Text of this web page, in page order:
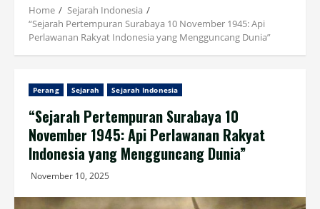
Home
Sejarah Indonesia
“Sejarah Pertempuran Surabaya 10 November 1945: Api
Perlawanan Rakyat Indonesia yang Mengguncang Dunia”
Perang Sejarah Sejarah Indonesia
“Sejarah Pertempuran Surabaya 10
November 1945: Api Perlawanan Rakyat
Indonesia yang Mengguncang Dunia”
November 10, 2025